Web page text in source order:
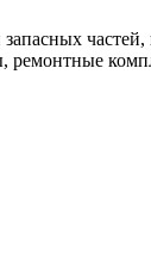
частей,